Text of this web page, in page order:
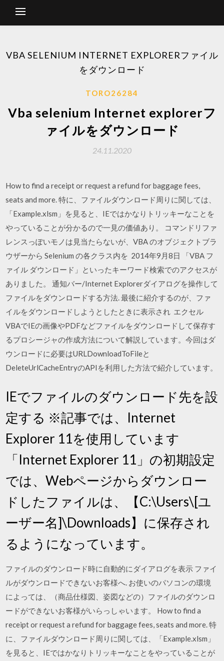
VBA SELENIUM INTERNET EXPLORERファイル
をダウンロード
TORO26284
Vba selenium Internet explorerフ
ァイルをダウンロード
24.11.2020
How to find a receipt or request a refund for baggage fees,
seats and more. 特に、ファイルダウンロード周りに関しては、
「Example.xlsm」を見ると、IEではかなりトリッキーなことを
やっていることが分かるので一見の価値あり。 コマンドリファ
レンスっぽいモノは見当たらないが、VBA のオブジェクトブラ
ウザーから Selenium の各クラス内を 2014年9月8日 「VBA フ
ァイル ダウンロード」といったキーワード検索でのアクセスが
ありました。 通知バー/Internet Explorerダイアログを操作して
ファイルをダウンロードする方法. 最後に紹介するのが、ファ
イルをダウンロードしようとしたときに表示され エクセル
VBAでIEの画像やPDFなどファイルをダウンロードして保存す
るプロシージャの作成方法について解説しています。今回はダ
ウンロードに必要はURLDownloadToFileと
DeleteUrlCacheEntryのAPIを利用した方法で紹介しています。
IEでファイルのダウンロード先を設
定する ※記事では、Internet
Explorer 11を使用しています
「Internet Explorer 11」の初期設定
では、Webページからダウンロー
ドしたファイルは、【C:\Users\[ユ
ーザー名]\Downloads】に保存され
るようになっています。
ファイルのダウンロード時に自動的にダイアログを表示 ファイ
ルがダウンロードできないお客様へ. お使いのパソコンの環境
によっては、（商品仕様図、姿図などの）ファイルのダウンロ
ードができないお客様がいらっしゃいます。 How to find a
receipt or request a refund for baggage fees, seats and more. 特
に、ファイルダウンロード周りに関しては、「Example.xlsm」
を見ると、IEではかなりトリッキーなことをやっていることが